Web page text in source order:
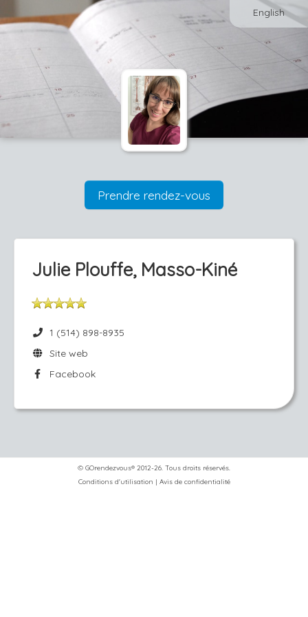
English
Prendre rendez-vous
Julie Plouffe, Masso-Kiné
1 (514) 898-8935
Site web
Facebook
© GOrendezvous® 2012-26. Tous droits réservés.
Conditions d'utilisation | Avis de confidentialité